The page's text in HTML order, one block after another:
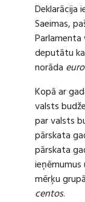
Deklarācija
Saeimas,
Parlamenta
deputātu
norāda euro
Kopā ar
valsts
par valsts
pārskata
pārskata
ieņēmumus
mērķu
centos.